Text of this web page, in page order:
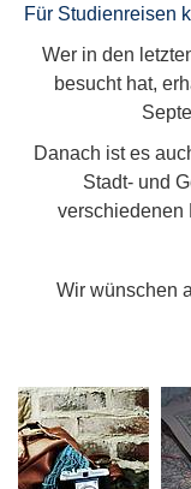
Für Studienreisen
Wer in den
besucht hat,
Danach ist es
Stadt- und
verschiedenen
Wir wünschen